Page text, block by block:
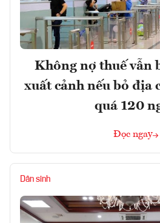
Không nợ thuế vẫn
xuất cảnh nếu bỏ địa
quá 120
Đọc ngay
Dân sinh